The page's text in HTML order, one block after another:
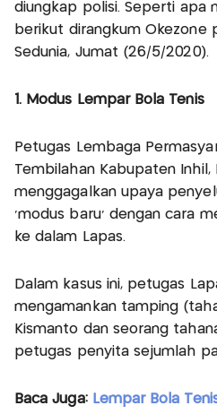
diungkap polisi. Seperti apa
berikut dirangkum Okezone
Sedunia, Jumat (26/5/2020).
1. Modus Lempar Bola Tenis
Petugas Lembaga
Tembilahan Kabupaten Inhil,
menggagalkan upaya
'modus baru' dengan cara
ke dalam Lapas.
Dalam kasus ini, petugas
mengamankan tamping
Kismanto dan seorang
petugas penyita sejumlah
Baca Juga: Lempar Bola